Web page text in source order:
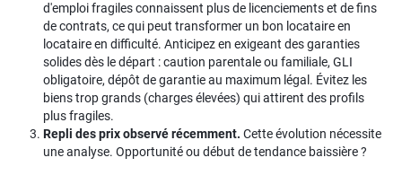
d'emploi fragiles connaissent plus de licenciements et de fins
de contrats, ce qui peut transformer un bon locataire en
locataire en difficulté. Anticipez en exigeant des garanties
solides dès le départ : caution parentale ou familiale, GLI
obligatoire, dépôt de garantie au maximum légal. Évitez les
biens trop grands (charges élevées) qui attirent des profils
plus fragiles.
Repli des prix observé récemment. Cette évolution nécessite
une analyse. Opportunité ou début de tendance baissière ?